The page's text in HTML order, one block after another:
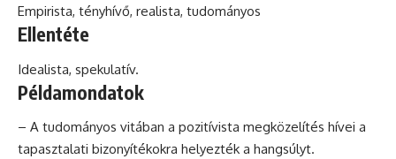
Empirista, tényhívő, realista, tudományos
Ellentéte
Idealista, spekulatív.
Példamondatok
– A tudományos vitában a pozitívista megközelítés hívei a
tapasztalati bizonyítékokra helyezték a hangsúlyt.